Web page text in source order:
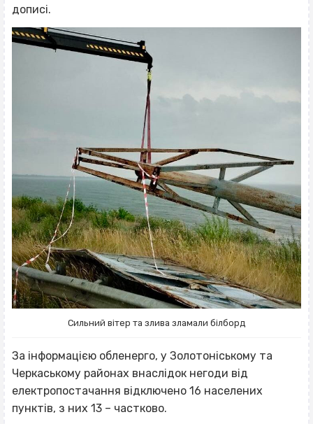
дописі.
Сильний вітер та злива зламали білборд
За інформацією обленерго, у Золотоніському та
Черкаському районах внаслідок негоди від
електропостачання відключено 16 населених
пунктів, з них 13 – частково.